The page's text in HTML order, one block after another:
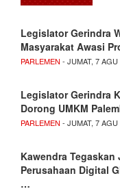
Legislator Gerindra
Masyarakat Awasi
PARLEMEN - JUMAT, 7 AGU
Legislator Gerindra
Dorong UMKM
PARLEMEN - JUMAT, 7 AGU
Kawendra Tegaskan
Perusahaan Digital
…